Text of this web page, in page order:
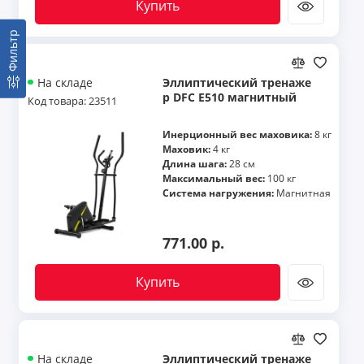
Фильтр
Купить
На складе
Код товара: 23511
Эллиптический тренаже
р DFC E510 магнитный
Инерционный вес маховика:8 кг
Маховик:4 кг
Длина шага:28 см
Максимальный вес: 100 кг
Система нагружения: Магнитная
771.00 р.
Купить
На складе Эллиптический тренаже